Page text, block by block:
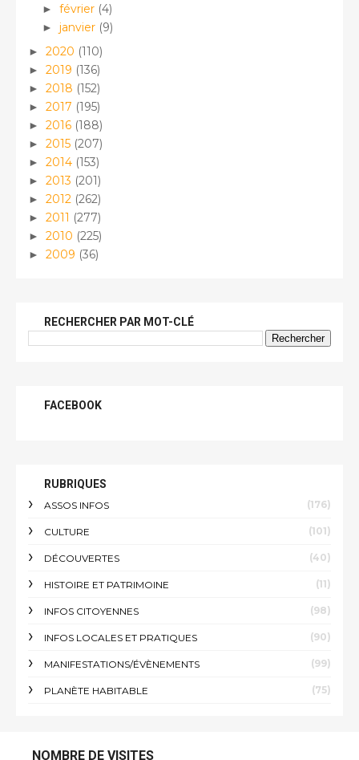
► février (4)
► janvier (9)
► 2020 (110)
► 2019 (136)
► 2018 (152)
► 2017 (195)
► 2016 (188)
► 2015 (207)
► 2014 (153)
► 2013 (201)
► 2012 (262)
► 2011 (277)
► 2010 (225)
► 2009 (36)
RECHERCHER PAR MOT-CLÉ
FACEBOOK
RUBRIQUES
ASSOS INFOS (176)
CULTURE (101)
DÉCOUVERTES (40)
HISTOIRE ET PATRIMOINE (11)
INFOS CITOYENNES (98)
INFOS LOCALES ET PRATIQUES (90)
MANIFESTATIONS/ÉVÈNEMENTS (99)
PLANÈTE HABITABLE (75)
NOMBRE DE VISITES